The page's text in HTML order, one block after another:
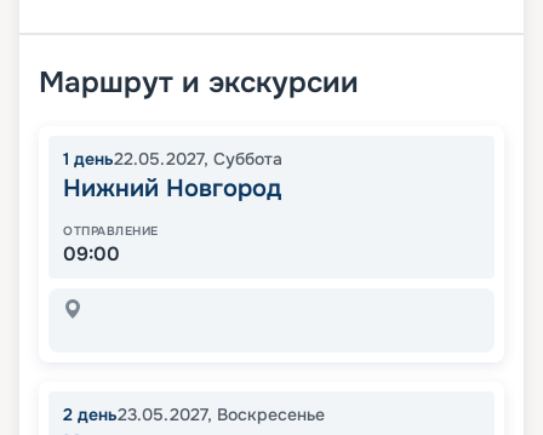
Маршрут и экскурсии
1 день22.05.2027, Суббота
Нижний Новгород
ОТПРАВЛЕНИЕ
09:00
2 день23.05.2027, Воскресенье